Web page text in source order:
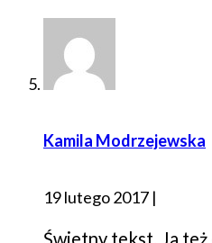
Kamila Modrzejewska
19 lutego 2017 |